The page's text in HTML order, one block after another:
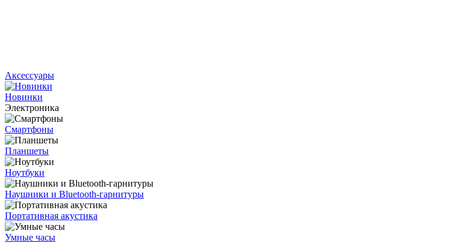
Аксессуары
Новинки
Электроника
Смартфоны
Планшеты
Ноутбуки
Наушники и Bluetooth-гарнитуры
Портативная акустика
Умные часы